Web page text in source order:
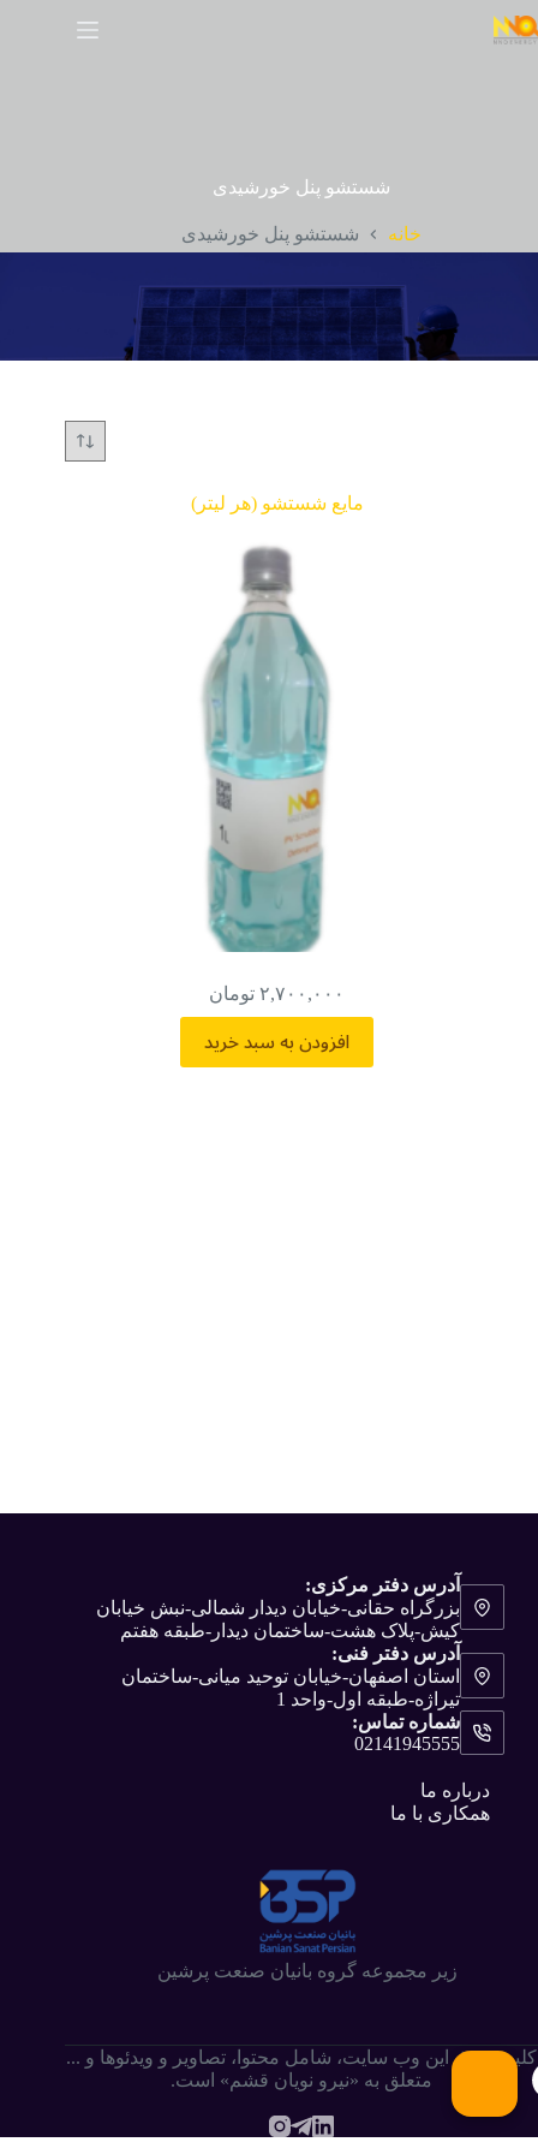
شستشو پنل خورشیدی
خانه شستشو پنل خورشیدی
مایع شستشو (هر لیتر)
۲,۷۰۰,۰۰۰ تومان
افزودن به سبد خرید
آدرس دفتر مرکزی:
بزرگراه حقانی-خیابان دیدار شمالی-نبش خیابان
کیش-پلاک هشت-ساختمان دیدار-طبقه هفتم
آدرس دفتر فنی:
استان اصفهان-خیابان توحید میانی-ساختمان
تیراژه-طبقه اول-واحد 1
شماره تماس:
02141945555
درباره ما
همکاری با ما
زیر مجموعه گروه بانیان صنعت پرشین
کلیه حقوق این وب سایت،‌ شامل محتوا، تصاویر و ویدئوها و ...
متعلق به «نیرو نویان قشم» است.